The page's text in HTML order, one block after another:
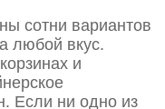
сотни вариантов
любой вкус.
и
Если ни одно из